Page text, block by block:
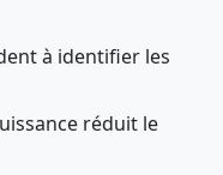
à identifier les
réduit le